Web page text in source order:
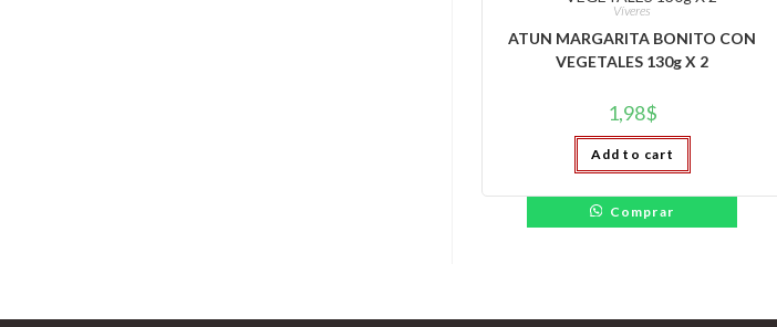
Víveres
ATUN MARGARITA BONITO CON
VEGETALES 130g X 2
1,98$
Add to cart
Comprar